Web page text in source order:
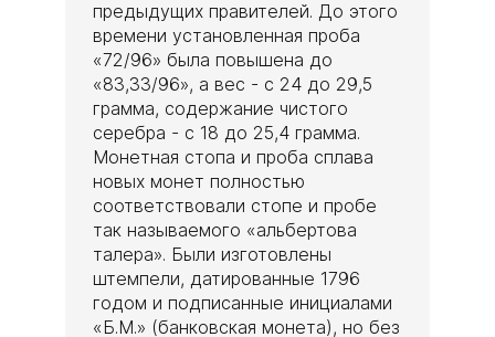
предыдущих правителей. До этого
времени установленная проба
«72/96» была повышена до
«83,33/96», а вес - с 24 до 29,5
грамма, содержание чистого
серебра - с 18 до 25,4 грамма.
Монетная стопа и проба сплава
новых монет полностью
соответствовали стопе и пробе
так называемого «альбертова
талера». Были изготовлены
штемпели, датированные 1796
годом и подписанные инициалами
«Б.М.» (банковская монета), но без